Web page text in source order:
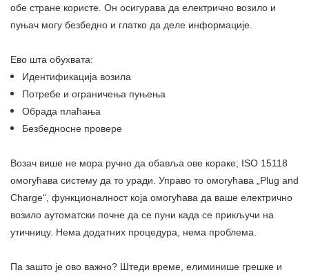
обе стране користе. Он осигурава да електрично возило и
пуњач могу безбедно и глатко да деле информације.
Ево шта обухвата:
Идентификација возила
Потребе и ограничења пуњења
Обрада плаћања
Безбедносне провере
Возач више не мора ручно да обавља ове кораке; ISO 15118
омогућава систему да то уради. Управо то омогућава „Plug and
Charge“, функционалност која омогућава да ваше електрично
возило аутоматски почне да се пуни када се прикључи на
утичницу. Нема додатних процедура, нема проблема.
Па зашто је ово важно? Штеди време, елиминише грешке и